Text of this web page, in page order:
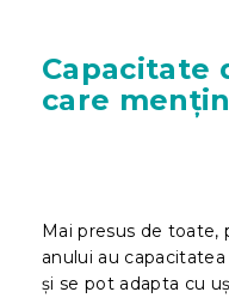
Capacitate
care
Mai presus de
anului au
și se pot adapta cu